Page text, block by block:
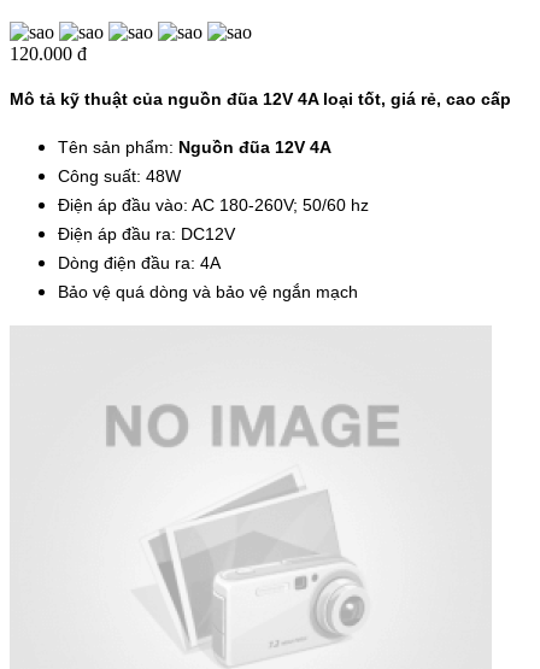
120.000 đ
Mô tả kỹ thuật của nguồn đũa 12V 4A loại tốt, giá rẻ, cao cấp
Tên sản phẩm: Nguồn đũa 12V 4A
Công suất: 48W
Điện áp đầu vào: AC 180-260V; 50/60 hz
Điện áp đầu ra: DC12V
Dòng điện đầu ra: 4A
Bảo vệ quá dòng và bảo vệ ngắn mạch